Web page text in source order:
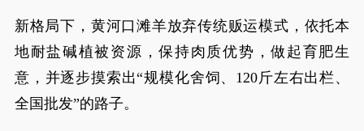
新格局下，黄河口滩羊放弃传统贩运模式，依托本
地耐盐碱植被资源，保持肉质优势，做起育肥生
意，并逐步摸索出“规模化舍饲、120斤左右出栏、
全国批发”的路子。